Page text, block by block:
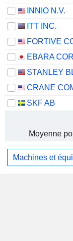
INNIO N.V.
ITT INC.
FORTIVE
EBARA
CRANE
SKF AB
Moyenne
Machines et